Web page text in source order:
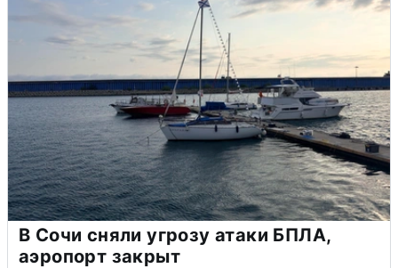
В Сочи сняли угрозу атаки БПЛА,
аэропорт закрыт